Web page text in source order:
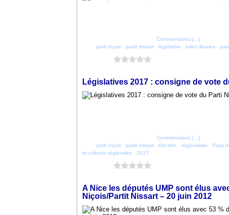
Commentaires [ ]
parti niçois partit nissart législative julien llinares
Législatives 2017 : consigne de vote
Commentaires [ ]
parti niçois partit nissart élection régionaliste Pays
et cultures régionales
2017
A Nice les députés UMP sont élus
Niçois/Partit Nissart – 20 juin 2012